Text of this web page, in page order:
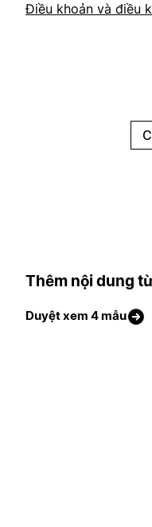
Điều khoản và điều
Thêm nội dung
Duyệt xem 4 mẫu